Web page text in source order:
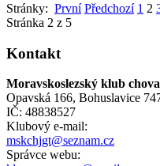
Stránky: První Předchozí 1 2
Stránka 2 z 5
Kontakt
Moravskoslezský klub
Opavská 166, Bohuslavice
IČ: 48838527
Klubový e-mail:
mskchjgt@seznam.cz
Správce webu: